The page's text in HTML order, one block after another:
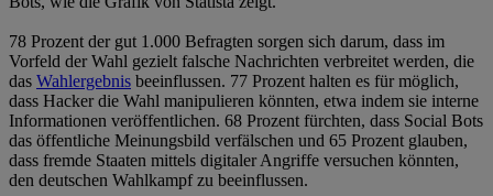
78 Prozent der gut 1.000 Befragten sorgen sich darum, dass im
Vorfeld der Wahl gezielt falsche Nachrichten verbreitet werden, die
das Wahlergebnis beeinflussen. 77 Prozent halten es für möglich,
dass Hacker die Wahl manipulieren könnten, etwa indem sie interne
Informationen veröffentlichen. 68 Prozent fürchten, dass Social Bots
das öffentliche Meinungsbild verfälschen und 65 Prozent glauben,
dass fremde Staaten mittels digitaler Angriffe versuchen könnten,
den deutschen Wahlkampf zu beeinflussen.